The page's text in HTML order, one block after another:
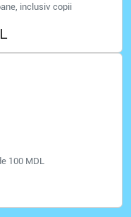
inclusiv copii
100 MDL